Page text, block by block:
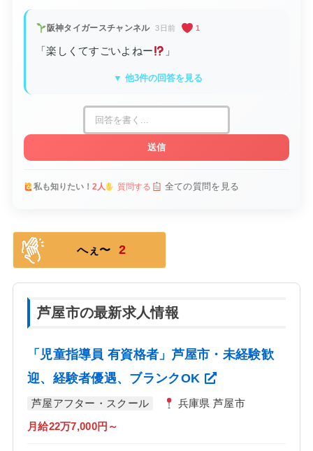
阪神タイガースチャンネル 3日前 1
「楽しくてすごいよねー 」
▼ 他3件の回答を見る
送信
私も知りたい！ 2人 質問する 全ての質問を見る
へぇ〜 2
芦屋市の最新求人情報
「児童指導員 有資格者」芦屋市・未経験歓
迎、経験者優遇、ブランクOK
芦屋アフター・スクール 兵庫県 芦屋市
月給22万7,000円～